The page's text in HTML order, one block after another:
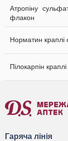
Атропіну
флакон
Норматин
Пілокарпін
Гаряча лінія